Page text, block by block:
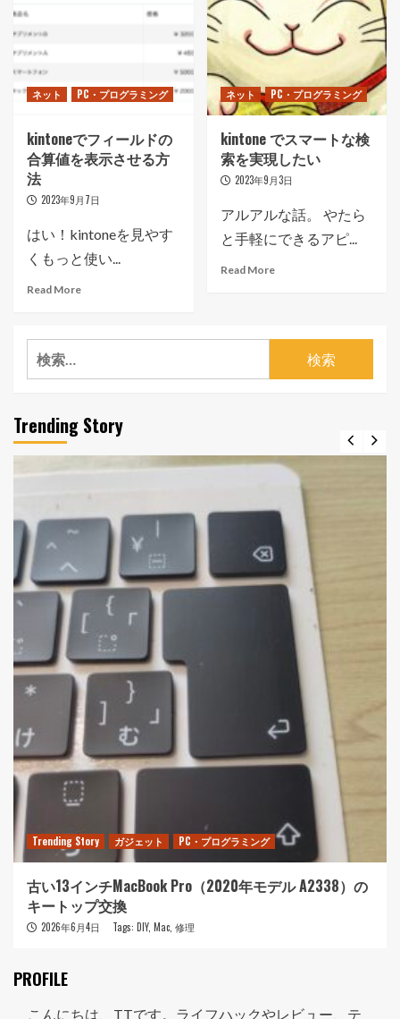
ネット PC・プログラミング
kintoneでフィールドの
合算値を表示させる方
法
2023年9月7日
はい！kintoneを見やす
くもっと使い...
Read More
ネット PC・プログラミング
kintone でスマートな検
索を実現したい
2023年9月3日
アルアルな話。 やたら
と手軽にできるアピ...
Read More
検
索:
Trending Story
Trending Story ガジェット PC・プログラミング
古い13インチMacBook Pro（2020年モデル A2338）の
キートップ交換
2026年6月4日 Tags: DIY, Mac 修理
PROFILE
こんにちは、TTです。ライフハックやレビュー、テ